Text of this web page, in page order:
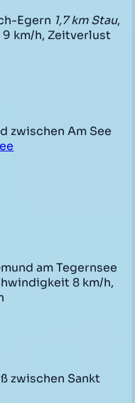
Egern 1,7 km Stau,
km/h, Zeitverlust
zwischen Am See
am Tegernsee
8 km/h,
zwischen Sankt